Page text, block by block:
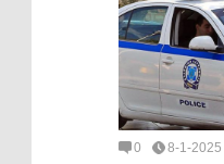
0 8-1-2025